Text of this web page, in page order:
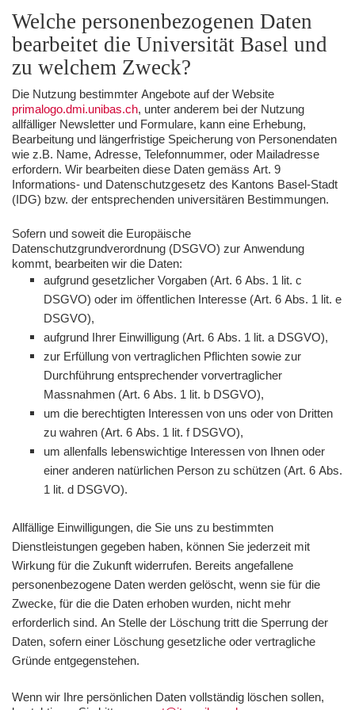
Welche personenbezogenen Daten
bearbeitet die Universität Basel und
zu welchem Zweck?
Die Nutzung bestimmter Angebote auf der Website
primalogo.dmi.unibas.ch, unter anderem bei der Nutzung
allfälliger Newsletter und Formulare, kann eine Erhebung,
Bearbeitung und längerfristige Speicherung von Personendaten
wie z.B. Name, Adresse, Telefonnummer, oder Mailadresse
erfordern. Wir bearbeiten diese Daten gemäss Art. 9
Informations- und Datenschutzgesetz des Kantons Basel-Stadt
(IDG) bzw. der entsprechenden universitären Bestimmungen.
Sofern und soweit die Europäische
Datenschutzgrundverordnung (DSGVO) zur Anwendung
kommt, bearbeiten wir die Daten:
aufgrund gesetzlicher Vorgaben (Art. 6 Abs. 1 lit. c
DSGVO) oder im öffentlichen Interesse (Art. 6 Abs. 1 lit. e
DSGVO),
aufgrund Ihrer Einwilligung (Art. 6 Abs. 1 lit. a DSGVO),
zur Erfüllung von vertraglichen Pflichten sowie zur
Durchführung entsprechender vorvertraglicher
Massnahmen (Art. 6 Abs. 1 lit. b DSGVO),
um die berechtigten Interessen von uns oder von Dritten
zu wahren (Art. 6 Abs. 1 lit. f DSGVO),
um allenfalls lebenswichtige Interessen von Ihnen oder
einer anderen natürlichen Person zu schützen (Art. 6 Abs.
1 lit. d DSGVO).
Allfällige Einwilligungen, die Sie uns zu bestimmten
Dienstleistungen gegeben haben, können Sie jederzeit mit
Wirkung für die Zukunft widerrufen. Bereits angefallene
personenbezogene Daten werden gelöscht, wenn sie für die
Zwecke, für die die Daten erhoben wurden, nicht mehr
erforderlich sind. An Stelle der Löschung tritt die Sperrung der
Daten, sofern einer Löschung gesetzliche oder vertragliche
Gründe entgegenstehen.
Wenn wir Ihre persönlichen Daten vollständig löschen sollen,